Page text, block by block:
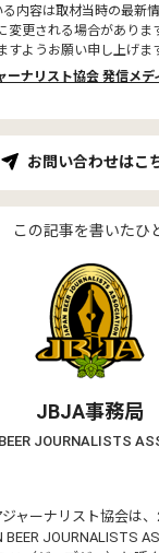
内容は取材当時の最新
変更される場合がありま
ようお願い申し上げま
ーナリスト協会 発信メデ
お問い合わせはこ
この記事を書いたひ
JBJA事務局
JOURNALISTS
ャーナリスト協会は
JOURNALISTS